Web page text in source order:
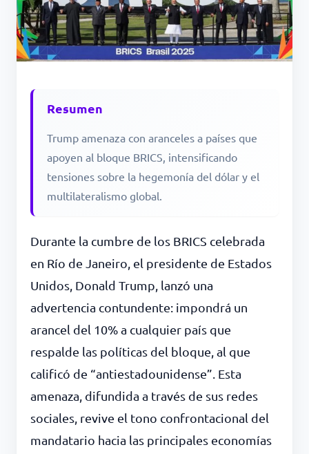
Resumen
Trump amenaza con aranceles a países que
apoyen al bloque BRICS, intensificando
tensiones sobre la hegemonía del dólar y el
multilateralismo global.
Durante la cumbre de los BRICS celebrada
en Río de Janeiro, el presidente de Estados
Unidos, Donald Trump, lanzó una
advertencia contundente: impondrá un
arancel del 10% a cualquier país que
respalde las políticas del bloque, al que
calificó de “antiestadounidense”. Esta
amenaza, difundida a través de sus redes
sociales, revive el tono confrontacional del
mandatario hacia las principales economías